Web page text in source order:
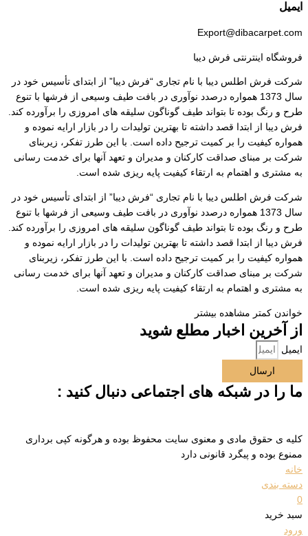
ایمیل
Export@dibacarpet.com
فروشگاه اینترنتی فرش دیبا
شرکت فرش اطلس دیبا با نام تجاری “فرش دیبا” از ابتدای تأسیس خود در
سال 1373 همواره درصدد نوآوری در بافت طیف وسیعی از فرشها با تنوع
طرح و رنگ بوده تا بتواند طیف گوناگون سلیقه های امروزی را برآورده کند.
فرش دیبا از ابتدا قصد داشته تا بهترین تولیدات را در بازار ارایه نموده و
همواره کیفیت را بر کمیت ترجیح داده است. با این طرز تفکر، زیربنای
شرکت بر مبنای صداقت کارکنان و مدیران و تعهد آنها برای خدمت رسانی
به مشتری و اهتمام به ارتقاء کیفیت پایه ریزی شده است.
شرکت فرش اطلس دیبا با نام تجاری “فرش دیبا” از ابتدای تأسیس خود در
سال 1373 همواره درصدد نوآوری در بافت طیف وسیعی از فرشها با تنوع
طرح و رنگ بوده تا بتواند طیف گوناگون سلیقه های امروزی را برآورده کند.
فرش دیبا از ابتدا قصد داشته تا بهترین تولیدات را در بازار ارایه نموده و
همواره کیفیت را بر کمیت ترجیح داده است. با این طرز تفکر، زیربنای
شرکت بر مبنای صداقت کارکنان و مدیران و تعهد آنها برای خدمت رسانی
به مشتری و اهتمام به ارتقاء کیفیت پایه ریزی شده است.
خواندن کمتر مشاهده بیشتر
از آخرین اخبار مطلع شوید
ایمیل
ارسال
ما را در شبکه های اجتماعی دنبال کنید :
کلیه ی حقوق مادی و معنوی سایت محفوظ بوده و هرگونه کپی برداری
ممنوع بوده و پیگرد قانونی دارد
خانه
دسته بندی
0
سبد خرید
ورود